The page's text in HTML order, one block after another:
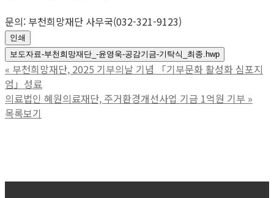
문의: 부천희망재단 사무국(032-321-9123)
인쇄
보도자료-부천희망재단_-윤영욱-공감기금-기탁식_최종.hwp
« 부천희망재단, 2025 기부의날 기념 「기부문화 활성화 심포지
엄」성료
의료법인 혜원의료재단, 주거환경개선사업 기금 1억원 기부 »
목록보기